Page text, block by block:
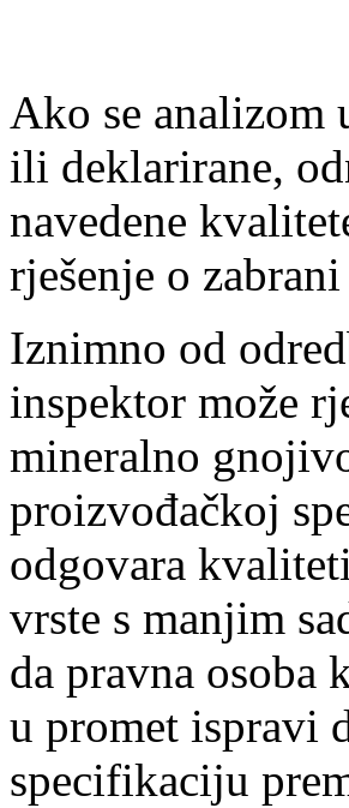
Ako se analizom
ili deklarirane,
navedene
rješenje o
Iznimno od
inspektor može
mineralno
proizvođačkoj
odgovara
vrste s manjim
da pravna osoba
u promet ispravi
specifikaciju